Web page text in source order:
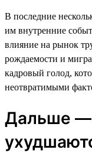
В последние
им внутренние
влияние на рынок
рождаемости и
кадровый голод,
неотвратимыми
Дальше —